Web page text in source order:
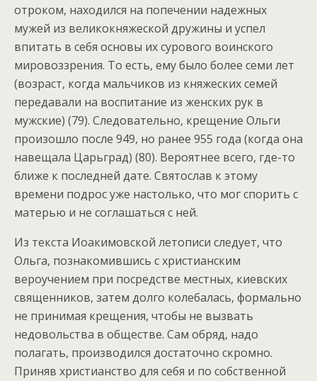
отроком, находился на попечении надежных
мужей из великокняжеской дружины и успел
впитать в себя основы их сурового воинского
мировоззрения. То есть, ему было более семи лет
(возраст, когда мальчиков из княжеских семей
передавали на воспитание из женских рук в
мужские) (79). Следовательно, крещение Ольги
произошло после 949, но ранее 955 года (когда она
навещала Царьград) (80). Вероятнее всего, где-то
ближе к последней дате. Святослав к этому
времени подрос уже настолько, что мог спорить с
матерью и не соглашаться с ней.
Из текста Иоакимовской летописи следует, что
Ольга, познакомившись с христианским
вероучением при посредстве местных, киевских
священников, затем долго колебалась, формально
не принимая крещения, чтобы не вызвать
недовольства в обществе. Сам обряд, надо
полагать, производился достаточно скромно.
Приняв христианство для себя и по собственной